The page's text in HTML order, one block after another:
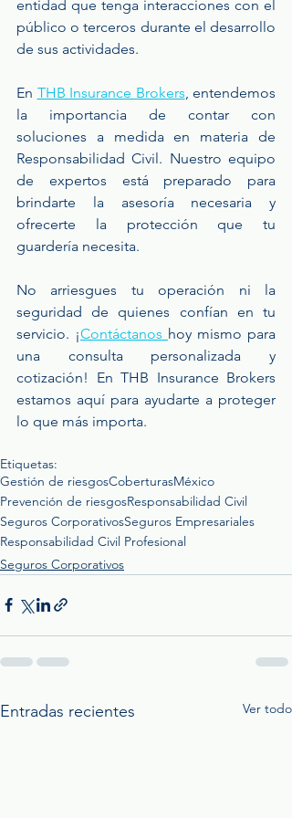
entidad que tenga interacciones con el
público o terceros durante el desarrollo
de sus actividades.
En THB Insurance Brokers , entendemos
la importancia de contar con
soluciones a medida en materia de
Responsabilidad Civil. Nuestro equipo
de expertos está preparado para
brindarte la asesoría necesaria y
ofrecerte la protección que tu
guardería necesita.
No arriesgues tu operación ni la
seguridad de quienes confían en tu
servicio. ¡Contáctanos hoy mismo para
una consulta personalizada y
cotización! En THB Insurance Brokers
estamos aquí para ayudarte a proteger
lo que más importa.
Etiquetas:
Gestión de riesgosCoberturasMéxico
Prevención de riesgosResponsabilidad Civil
Seguros CorporativosSeguros Empresariales
Responsabilidad Civil Profesional
Seguros Corporativos
Entradas recientes Ver todo